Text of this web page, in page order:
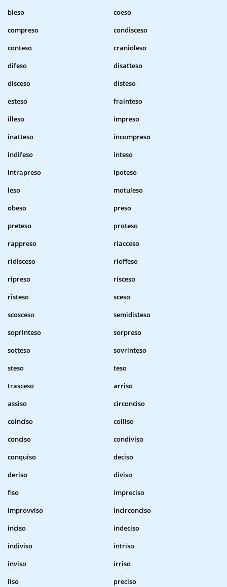
bleso
coeso
compreso
condisceso
conteso
cranioleso
difeso
disatteso
disceso
disteso
esteso
frainteso
illeso
impreso
inatteso
incompreso
indifeso
inteso
intrapreso
ipoteso
leso
motuleso
obeso
preso
preteso
proteso
rappreso
riacceso
ridisceso
rioffeso
ripreso
risceso
risteso
sceso
scosceso
semidisteso
soprinteso
sorpreso
sotteso
sovrinteso
steso
teso
trasceso
arriso
assiso
circonciso
coinciso
colliso
conciso
condiviso
conquiso
deciso
deriso
diviso
fiso
impreciso
improvviso
incirconciso
inciso
indeciso
indiviso
intriso
inviso
irriso
liso
preciso